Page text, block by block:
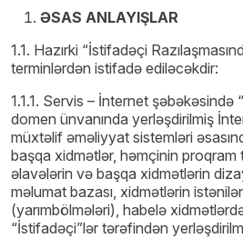
ƏSAS ANLAYIŞLAR
1.1. Hazırki “İstifadəçi
terminlərdən istifadə ediləcəkdir:
1.1.1. Servis – İnternet
domen ünvanında yerləşdirilmiş
müxtəlif əməliyyat sistemləri
başqa xidmətlər, həmçinin proqram
əlavələrin və başqa xidmətlərin
məlumat bazası, xidmətlərin
(yarımbölmələri), habelə
“İstifadəçi”lər tərəfindən